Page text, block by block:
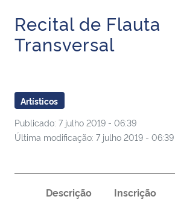
Ministério da Saúde
Ministério da Ciência, Tecnologia, Inovações e
Ministério do Meio Ambiente
Ministério do Desenvolvimento Regional
Recital de Flauta
Transversal
Artísticos
Publicado: 7 julho 2019 - 06:39
Última modificação: 7 julho 2019 - 06:39
Descrição Inscrição